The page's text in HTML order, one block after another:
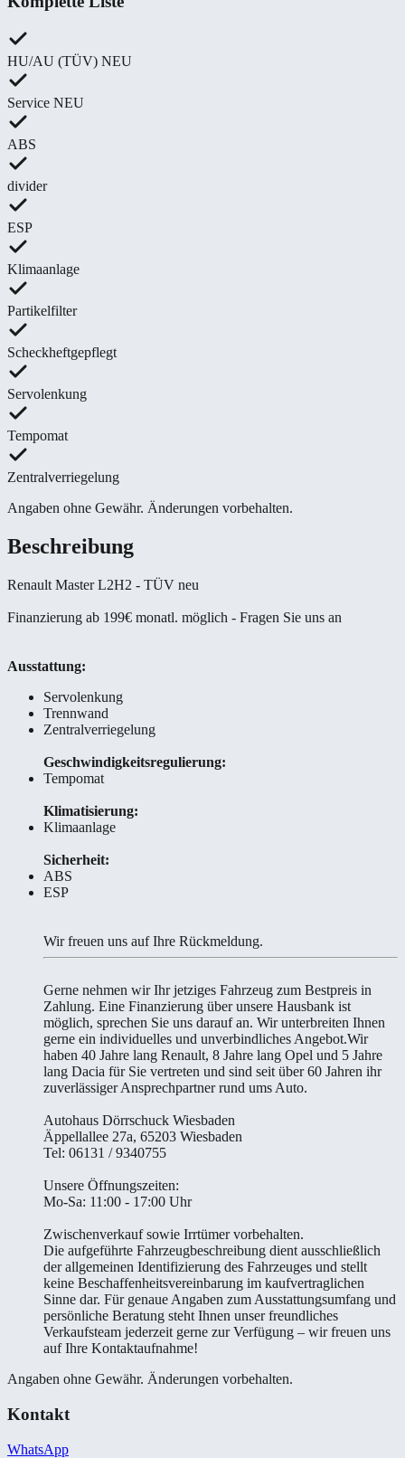
HU/AU (TÜV) NEU
Service NEU
ABS
divider
ESP
Klimaanlage
Partikelfilter
Scheckheftgepflegt
Servolenkung
Tempomat
Zentralverriegelung
Angaben ohne Gewähr. Änderungen vorbehalten.
Beschreibung
Renault Master L2H2 - TÜV neu
Finanzierung ab 199€ monatl. möglich - Fragen Sie uns an
Ausstattung:
Servolenkung
Trennwand
Zentralverriegelung
Geschwindigkeitsregulierung:
Tempomat
Klimatisierung:
Klimaanlage
Sicherheit:
ABS
ESP
Wir freuen uns auf Ihre Rückmeldung.
Gerne nehmen wir Ihr jetziges Fahrzeug zum Bestpreis in
Zahlung. Eine Finanzierung über unsere Hausbank ist
möglich, sprechen Sie uns darauf an. Wir unterbreiten Ihnen
gerne ein individuelles und unverbindliches Angebot.Wir
haben 40 Jahre lang Renault, 8 Jahre lang Opel und 5 Jahre
lang Dacia für Sie vertreten und sind seit über 60 Jahren ihr
zuverlässiger Ansprechpartner rund ums Auto.
Autohaus Dörrschuck Wiesbaden
Äppellallee 27a, 65203 Wiesbaden
Tel: 06131 / 9340755
Unsere Öffnungszeiten:
Mo-Sa: 11:00 - 17:00 Uhr
Zwischenverkauf sowie Irrtümer vorbehalten.
Die aufgeführte Fahrzeugbeschreibung dient ausschließlich
der allgemeinen Identifizierung des Fahrzeuges und stellt
keine Beschaffenheitsvereinbarung im kaufvertraglichen
Sinne dar. Für genaue Angaben zum Ausstattungsumfang und
persönliche Beratung steht Ihnen unser freundliches
Verkaufsteam jederzeit gerne zur Verfügung – wir freuen uns
auf Ihre Kontaktaufnahme!
Angaben ohne Gewähr. Änderungen vorbehalten.
Kontakt
WhatsApp